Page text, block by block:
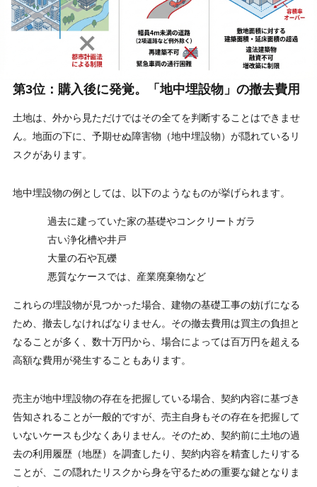
第3位：購入後に発覚。「地中埋設物」の撤去費用
土地は、外から見ただけではその全てを判断することはできませ
ん。地面の下に、予期せぬ障害物（地中埋設物）が隠れているリ
スクがあります。
地中埋設物の例としては、以下のようなものが挙げられます。
過去に建っていた家の基礎やコンクリートガラ
古い浄化槽や井戸
大量の石や瓦礫
悪質なケースでは、産業廃棄物など
これらの埋設物が見つかった場合、建物の基礎工事の妨げになる
ため、撤去しなければなりません。その撤去費用は買主の負担と
なることが多く、数十万円から、場合によっては百万円を超える
高額な費用が発生することもあります。
売主が地中埋設物の存在を把握している場合、契約内容に基づき
告知されることが一般的ですが、売主自身もその存在を把握して
いないケースも少なくありません。そのため、契約前に土地の過
去の利用履歴（地歴）を調査したり、契約内容を精査したりする
ことが、この隠れたリスクから身を守るための重要な鍵となりま